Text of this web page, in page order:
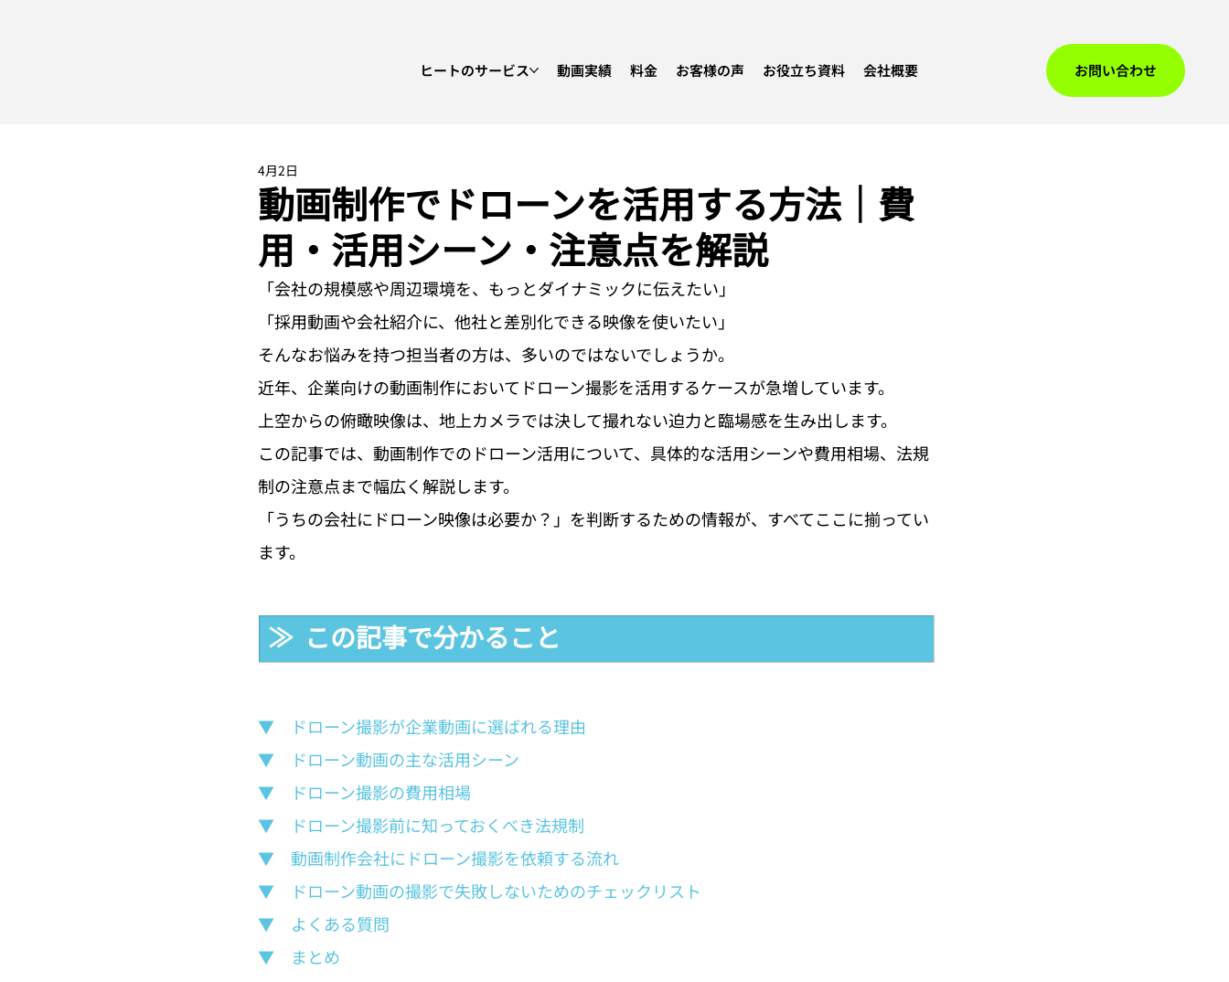
お問い合わせ
ヒートのサービス 動画実績 料金 お客様の声 お役立ち資料 会社概要
動画制作でドローンを活用する方法｜費
用・活用シーン・注意点を解説
4月2日
「会社の規模感や周辺環境を、もっとダイナミックに伝えたい」
「採用動画や会社紹介に、他社と差別化できる映像を使いたい」
そんなお悩みを持つ担当者の方は、多いのではないでしょうか。
近年、企業向けの動画制作においてドローン撮影を活用するケースが急増しています。
上空からの俯瞰映像は、地上カメラでは決して撮れない迫力と臨場感を生み出します。
この記事では、動画制作でのドローン活用について、具体的な活用シーンや費用相場、法規
制の注意点まで幅広く解説します。
「うちの会社にドローン映像は必要か？」を判断するための情報が、すべてここに揃ってい
ます。
≫  この記事で分かること
▼　ドローン撮影が企業動画に選ばれる理由
▼　ドローン動画の主な活用シーン
▼　ドローン撮影の費用相場
▼　ドローン撮影前に知っておくべき法規制
▼　動画制作会社にドローン撮影を依頼する流れ
▼　ドローン動画の撮影で失敗しないためのチェックリスト
▼　よくある質問
▼　まとめ